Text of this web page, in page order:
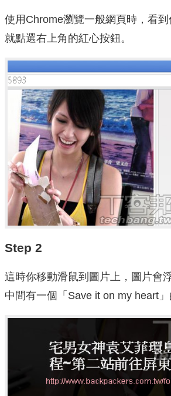
使用Chrome瀏覽一般網頁時，看到
就點選右上角的紅心按鈕。
Step 2
這時你移動滑鼠到圖片上，圖片會
中間有一個「Save it on my heart」